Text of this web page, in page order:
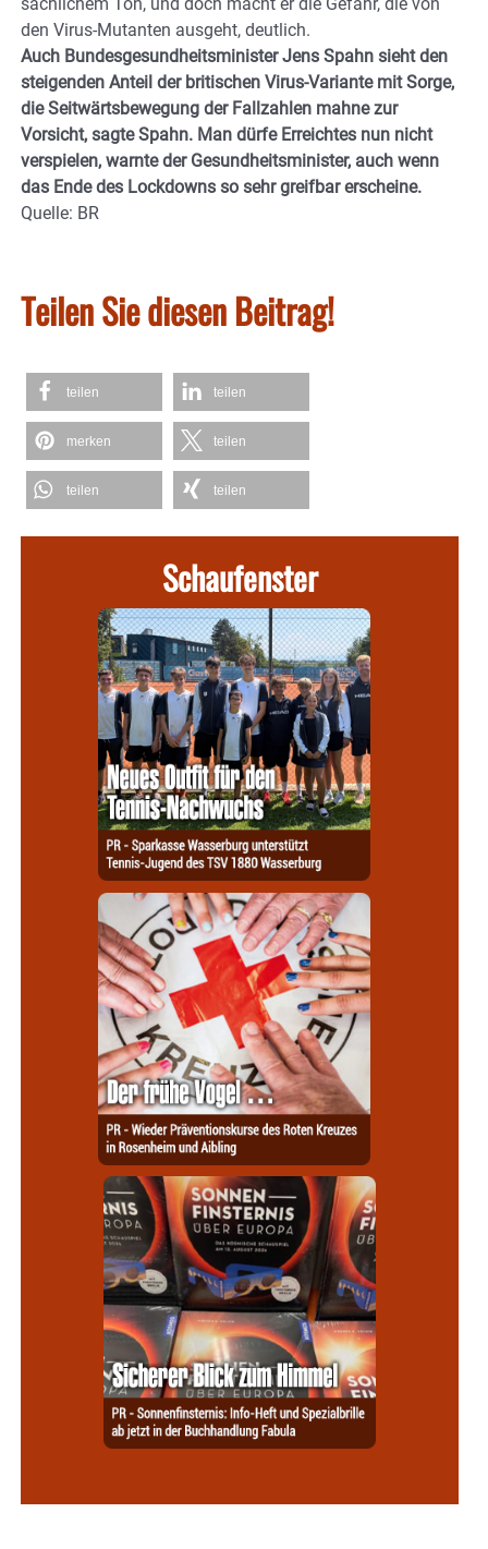
den Virus-Mutanten ausgeht, deutlich.
Auch Bundesgesundheitsminister Jens Spahn sieht den
steigenden Anteil der britischen Virus-Variante mit Sorge,
die Seitwärtsbewegung der Fallzahlen mahne zur
Vorsicht, sagte Spahn. Man dürfe Erreichtes nun nicht
verspielen, warnte der Gesundheitsminister, auch wenn
das Ende des Lockdowns so sehr greifbar erscheine.
Quelle: BR
Teilen Sie diesen Beitrag!
teilen teilen
merken teilen
teilen teilen
Schaufenster